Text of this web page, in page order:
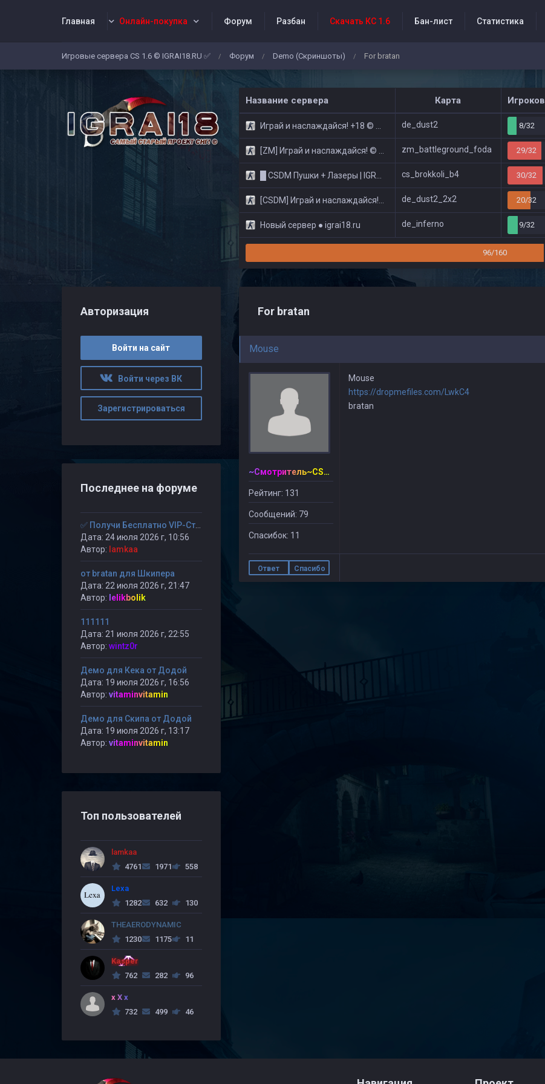
Главная Онлайн-покупка Форум Разбан Скачать КС 1.6 Бан-лист Статистика
События проекта
Игровые сервера CS 1.6 © IGRAI18.RU ✅ / Форум / Demo (Скриншоты) / For bratan
Название сервера Карта Игроков
Играй и наслаждайся! +18 © Public de_dust2 8/32
[ZM] Играй и наслаждайся! © Zombie Show zm_battleground_foda 29/32
█ CSDM Пушки + Лазеры | IGRAI18.RU ツ █ cs_brokkoli_b4 30/32
[CSDM] Играй и наслаждайся! © Classic de_dust2_2x2 20/32
Новый сервер ● igrai18.ru de_inferno 9/32
96/160
For bratan
Mouse
~Смотритель~CSDM ©
Рейтинг: 131
Сообщений: 79
Спасибок: 11
Mouse
https://dropmefiles.com/LwkC4
bratan
Ответ Спасибо
Авторизация
Войти на сайт
Войти через ВК
Зарегистрироваться
Последнее на форуме
Дата: 24 июля 2026 г, 10:56
Автор: lamkaa
от bratan для Шкипера
Дата: 22 июля 2026 г, 21:47
Автор: lelikbolik
111111
Дата: 21 июля 2026 г, 22:55
Автор: wintz0r
Демо для Кека от Додой
Дата: 19 июля 2026 г, 16:56
Автор: vitaminvitamin
Демо для Скипа от Додой
Дата: 19 июля 2026 г, 13:17
Автор: vitaminvitamin
Топ пользователей
lamkaa
4761
1971 558
Lexa
1282
632 130
THEAERODYNAMIC
1230
1175 11
Kasper
762
282 96
x X x
732
499 46